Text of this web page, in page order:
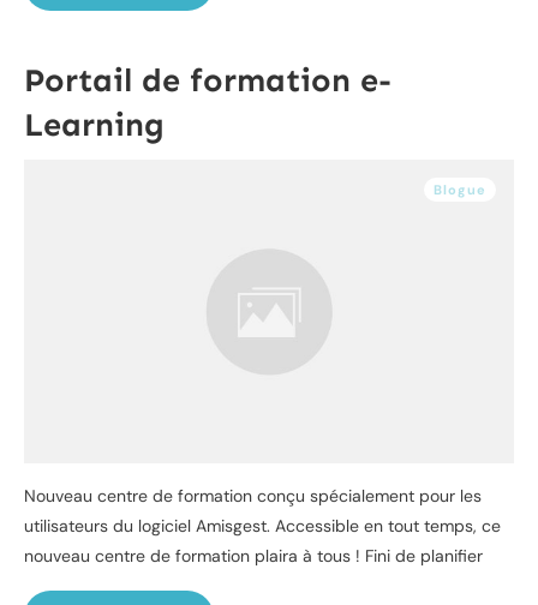
Portail de formation e-
Learning
Blogue
Nouveau centre de formation conçu spécialement pour les
utilisateurs du logiciel Amisgest. Accessible en tout temps, ce
nouveau centre de formation plaira à tous ! Fini de planifier